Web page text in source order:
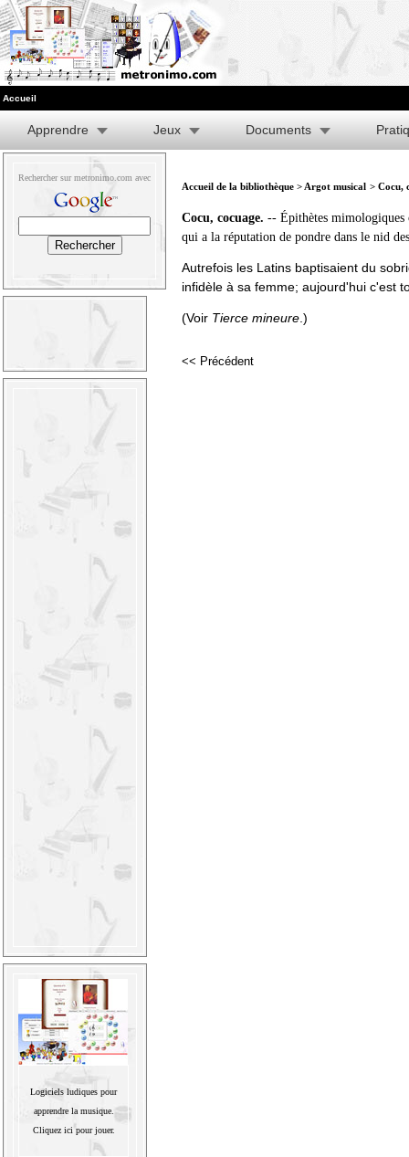
Accueil
Apprendre Jeux Documents
Rechercher sur metronimo.com avec
Logiciels ludiques pour
apprendre la musique.
Cliquez ici pour jouer.
Accueil de la bibliothèque > Argot musical > Cocu,
Cocu, cocuage. -- Épithètes mimologiques
qui a la réputation de pondre dans le nid
Autrefois les Latins baptisaient du
infidèle à sa femme; aujourd'hui c'est
(Voir Tierce mineure .)
<< Précédent